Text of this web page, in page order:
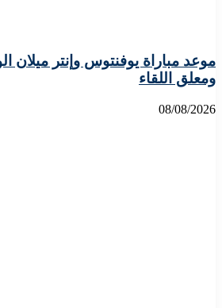
موعد مباراة يوفنتوس وإنتر ميلان
ومعلق اللقاء
08/08/2026